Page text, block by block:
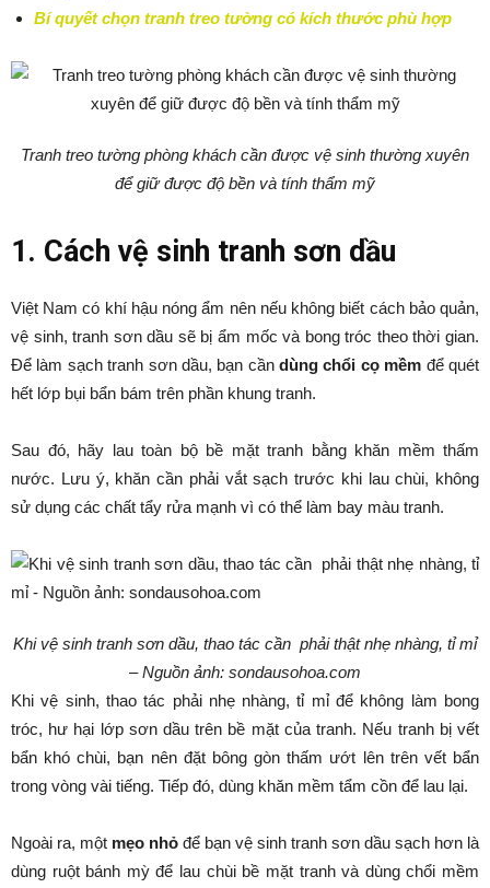
Bí quyết chọn tranh treo tường có kích thước phù hợp
Tranh treo tường phòng khách cần được vệ sinh thường xuyên
để giữ được độ bền và tính thẩm mỹ
1. Cách vệ sinh tranh sơn dầu
Việt Nam có khí hậu nóng ẩm nên nếu không biết cách bảo quản,
vệ sinh, tranh sơn dầu sẽ bị ẩm mốc và bong tróc theo thời gian.
Để làm sạch tranh sơn dầu, bạn cầndùng chổi cọ mềm để quét
hết lớp bụi bẩn bám trên phần khung tranh.
Sau đó, hãy lau toàn bộ bề mặt tranh bằng khăn mềm thấm
nước. Lưu ý, khăn cần phải vắt sạch trước khi lau chùi, không
sử dụng các chất tẩy rửa mạnh vì có thể làm bay màu tranh.
Khi vệ sinh tranh sơn dầu, thao tác cần phải thật nhẹ nhàng, tỉ mỉ
– Nguồn ảnh: sondausohoa.com
Khi vệ sinh, thao tác phải nhẹ nhàng, tỉ mỉ để không làm bong
tróc, hư hại lớp sơn dầu trên bề mặt của tranh. Nếu tranh bị vết
bẩn khó chùi, bạn nên đặt bông gòn thấm ướt lên trên vết bẩn
trong vòng vài tiếng. Tiếp đó, dùng khăn mềm tẩm cồn để lau lại.
Ngoài ra, một mẹo nhỏ để bạn vệ sinh tranh sơn dầu sạch hơn là
dùng ruột bánh mỳ để lau chùi bề mặt tranh và dùng chổi mềm